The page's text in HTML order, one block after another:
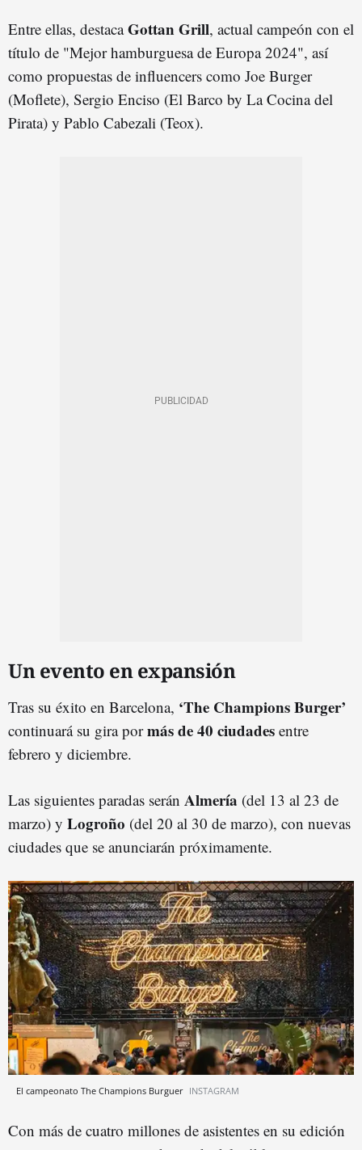
Entre ellas, destacaGottan Grill, actual campeón con el
título de "Mejor hamburguesa de Europa 2024", así
como propuestas de influencers como Joe Burger
(Moflete), Sergio Enciso (El Barco by La Cocina del
Pirata) y Pablo Cabezali (Teox).
Un evento en expansión
Tras su éxito en Barcelona, ‘The Champions Burger’
continuará su gira pormás de 40 ciudades entre
febrero y diciembre.
Las siguientes paradas serán Almería (del 13 al 23 de
marzo) y Logroño (del 20 al 30 de marzo), con nuevas
ciudades que se anunciarán próximamente.
El campeonato The Champions Burguer INSTAGRAM
Con más de cuatro millones de asistentes en su edición